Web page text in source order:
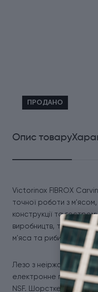
ПРОДАНО
Опис товару
Victorinox FIBROX
точної роботи з
конструкції та
виробництв, так і для
м'яса та риби, а також
Лезо з неіржавної
електронне
NSF. Шорстке руків'я з